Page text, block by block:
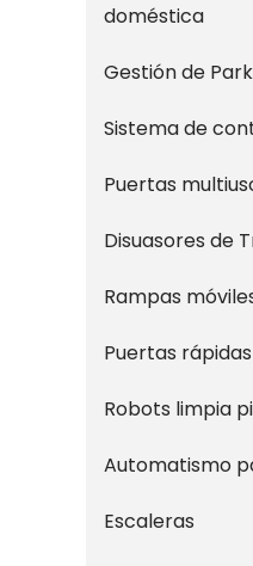
doméstica
Gestión de
Sistema de
Puertas
Disuasores de
Rampas
Puertas rápidas
Robots limpia
Automatismo
Escaleras